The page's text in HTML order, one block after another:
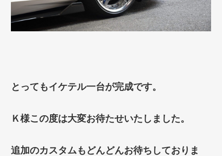
とってもイケテル一台が完成です。
Ｋ様この度は大変お待たせいたしました。
追加のカスタムもどんどんお待ちしておりま